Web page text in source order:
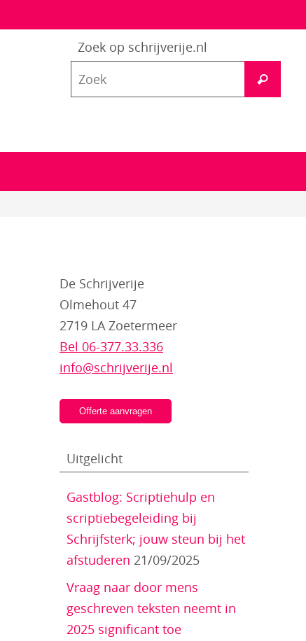
Zoek op schrijverije.nl
Zoek
De Schrijverije
Olmehout 47
2719 LA Zoetermeer
Bel 06-377.33.336
info@schrijverije.nl
Offerte aanvragen
Uitgelicht
Gastblog: Scriptiehulp en
scriptiebegeleiding bij
Schrijfsterk; jouw steun bij het
afstuderen 21/09/2025
Vraag naar door mens
geschreven teksten neemt in
2025 significant toe